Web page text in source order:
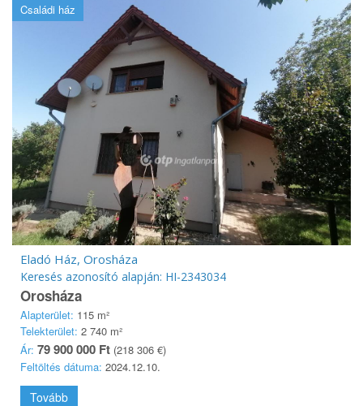
Családi ház
Eladó Ház, Orosháza
Keresés azonosító alapján: HI-2343034
Orosháza
Alapterület: 115 m²
Telekterület: 2 740 m²
Ár: 79 900 000 Ft (218 306 €)
Feltöltés dátuma: 2024.12.10.
Tovább